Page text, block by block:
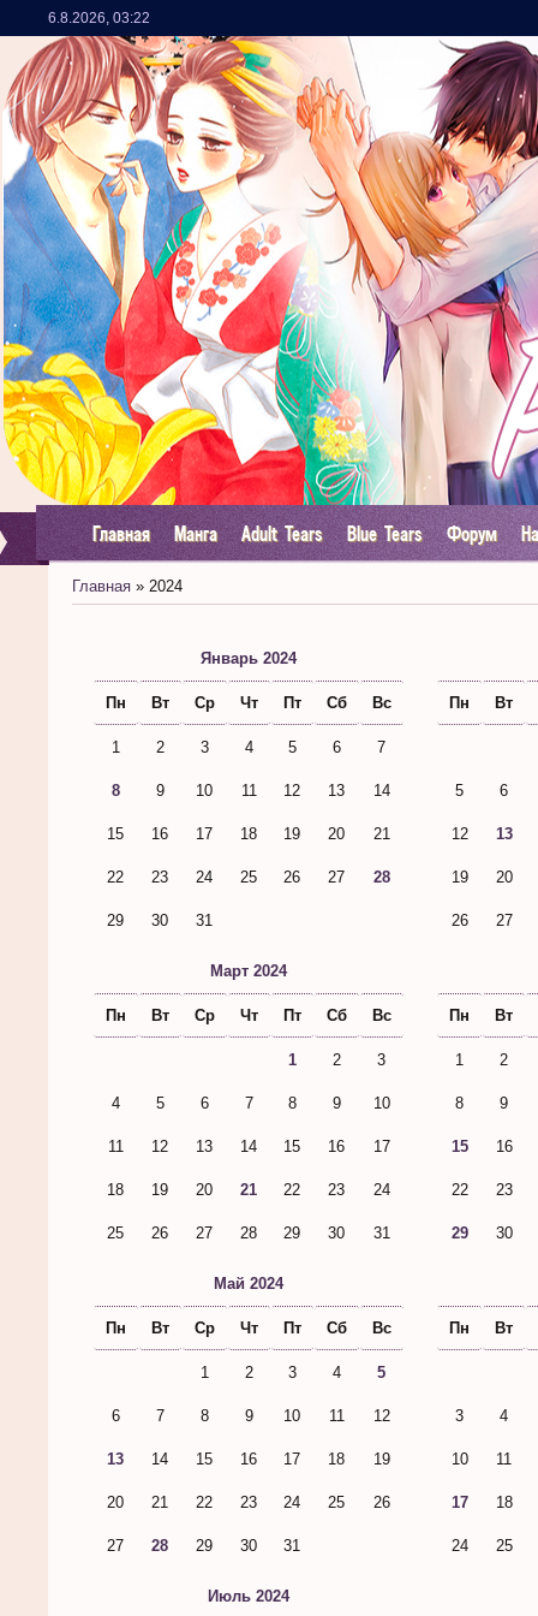
6.8.2026, 03:22
Главная Манга Adult Tears Blue Tears Форум
Главная » 2024
Январь 2024
Пн Вт Ср Чт Пт Сб Вс
1 2 3 4 5 6 7
8 9 10 11 12 13 14
15 16 17 18 19 20 21
22 23 24 25 26 27 28
29 30 31
Пн Вт
5 6
12 13
19 20
26 27
Март 2024
Пн Вт Ср Чт Пт Сб Вс
1 2 3
4 5 6 7 8 9 10
11 12 13 14 15 16 17
18 19 20 21 22 23 24
25 26 27 28 29 30 31
Пн Вт
1 2
8 9
15 16
22 23
29 30
Май 2024
Пн Вт Ср Чт Пт Сб Вс
1 2 3 4 5
6 7 8 9 10 11 12
13 14 15 16 17 18 19
20 21 22 23 24 25 26
27 28 29 30 31
Пн Вт
3 4
10 11
17 18
24 25
Июль 2024